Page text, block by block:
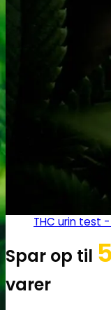
Robadope
Robadope
Simons tests
Test af
URIN TESTS
Multi urin test
THC urin test
Spar op til
varer